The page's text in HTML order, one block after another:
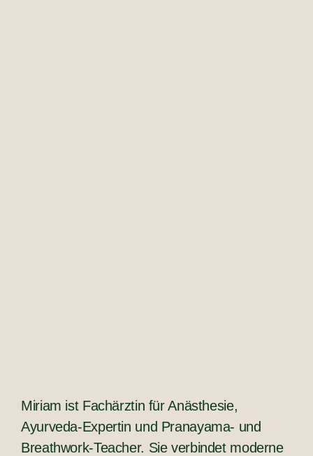
Miriam ist Fachärztin für Anästhesie,
Ayurveda-Expertin und Pranayama- und
Breathwork-Teacher. Sie verbindet moderne